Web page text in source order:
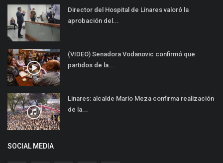
Director del Hospital de Linares valoró la
aprobación del...
(VIDEO) Senadora Vodanovic confirmó que
partidos de la...
Linares: alcalde Mario Meza confirma realización
de la...
SOCIAL MEDIA